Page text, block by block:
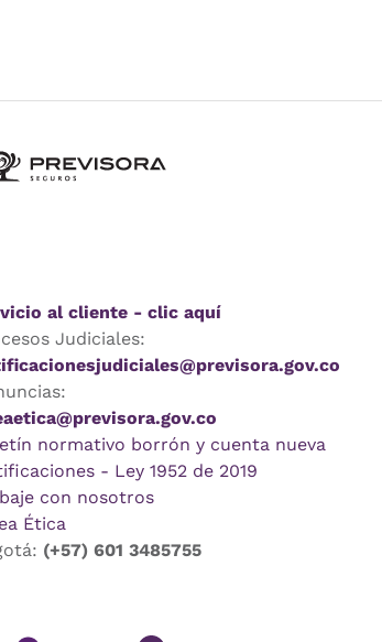
al cliente - clic aquí
Judiciales:
normativo borrón y cuenta nueva
- Ley 1952 de 2019
con nosotros
Ética
(+57) 601 3485755